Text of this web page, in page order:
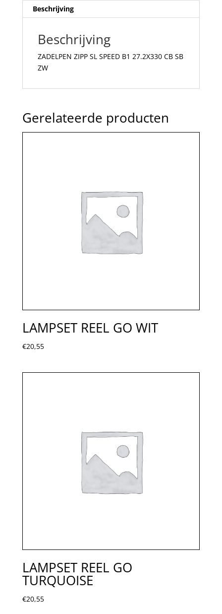
Beschrijving
Beschrijving
ZADELPEN ZIPP SL SPEED B1 27.2X330 CB SB
ZW
Gerelateerde producten
LAMPSET REEL GO WIT
€20,55
LAMPSET REEL GO
TURQUOISE
€20,55